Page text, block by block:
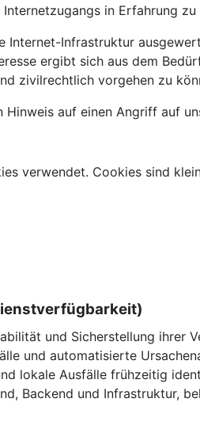
in Erfahrung zu
Infrastruktur
ergibt sich aus dem
zivilrechtlich vorgehen zu
auf einen Angriff auf
verwendet. Cookies sind
und Sicherstellung ihrer
und automatisierte
lokale Ausfälle frühzeitig
Backend und Infrastruktur,